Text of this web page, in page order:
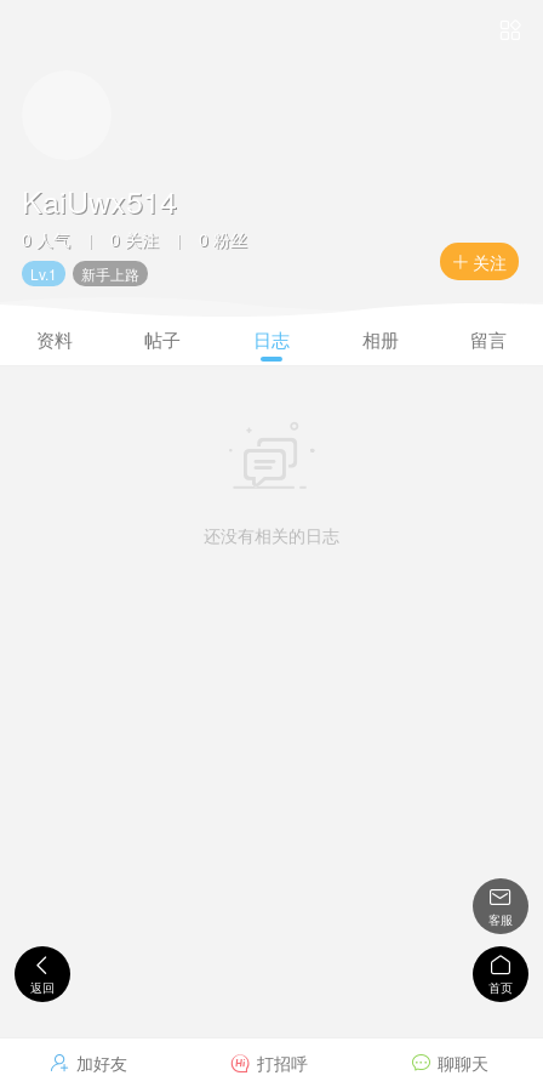
 关注
KaiUwx514
0 人气 | 0 关注 | 0 粉丝
Lv.1 新手上路
资料 帖子 日志 相册 留言
还没有相关的日志
 加好友  打招呼  聊聊天

返回

客服

首页